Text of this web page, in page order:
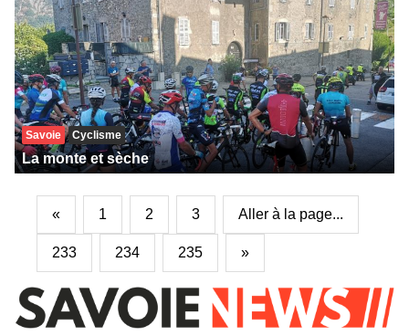
Savoie Cyclisme
La monte et sèche
« 1 2 3 Aller à la page...
233 234 235 »